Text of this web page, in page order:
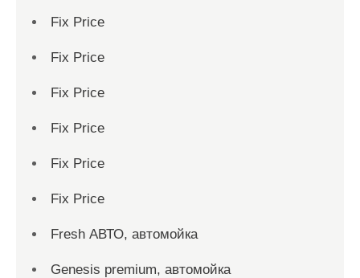
Fix Price
Fix Price
Fix Price
Fix Price
Fix Price
Fix Price
Fresh АВТО, автомойка
Genesis premium, автомойка